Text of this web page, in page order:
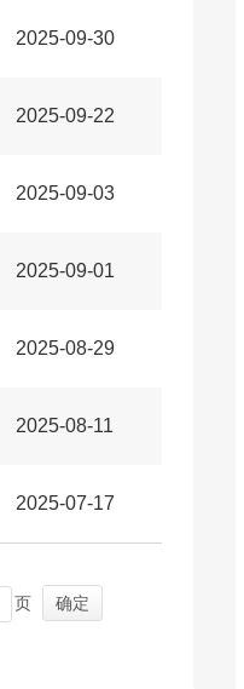
2025-09-30
2025-09-22
2025-09-03
2025-09-01
2025-08-29
2025-08-11
2025-07-17
页 确定